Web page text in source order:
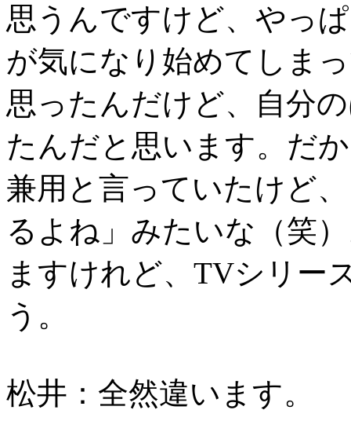
思うんですけど、やっ
が気になり始めてしま
思ったんだけど、自分
たんだと思います。だ
兼用と言っていたけど
るよね」みたいな（笑
ますけれど、TVシリー
う。
松井：全然違います。